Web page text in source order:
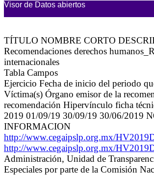
Visor de Datos abiertos
TÍTULO NOMBRE CORTO
Recomendaciones derechos
internacionales
Tabla Campos
Ejercicio Fecha de inicio del periodo
Víctima(s) Órgano emisor de la
recomendación Hipervínculo ficha
2019 01/09/19 30/09/19 30/06/2019
INFORMACION
http://www.cegaipslp.org.mx/
http://www.cegaipslp.org.mx/
Administración, Unidad de
Especiales por parte de la Comisión